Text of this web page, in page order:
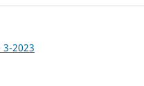
3-2023